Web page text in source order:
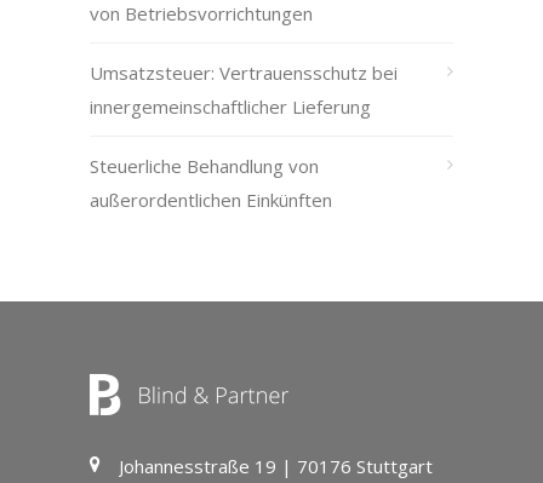
von Betriebsvorrichtungen
Umsatzsteuer: Vertrauensschutz bei
innergemeinschaftlicher Lieferung
Steuerliche Behandlung von
außerordentlichen Einkünften
Johannesstraße 19 | 70176 Stuttgart